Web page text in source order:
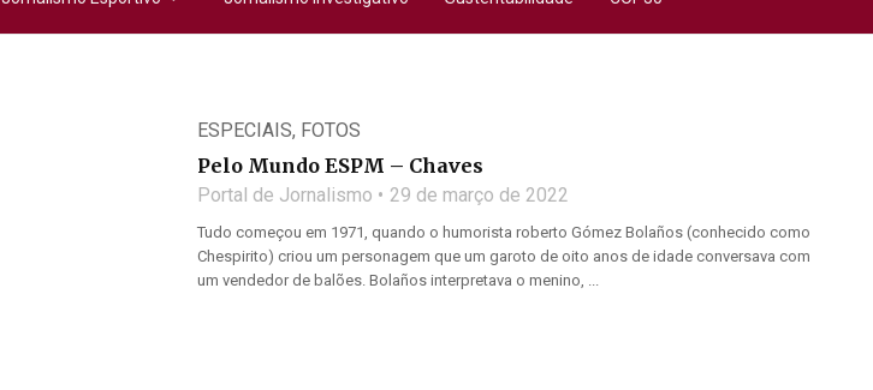
ESPECIAIS, FOTOS
Pelo Mundo ESPM – Chaves
Portal de Jornalismo 29 de março de 2022
Tudo começou em 1971, quando o humorista roberto Gómez Bolaños (conhecido como
Chespirito) criou um personagem que um garoto de oito anos de idade conversava com
um vendedor de balões. Bolaños interpretava o menino, ...